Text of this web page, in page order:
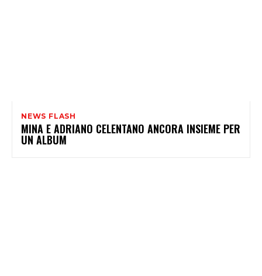
NEWS FLASH
MINA E ADRIANO CELENTANO ANCORA INSIEME PER
UN ALBUM